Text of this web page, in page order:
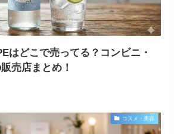
はどこで売ってる？コンビニ・
売店まとめ！
コスメ・美容